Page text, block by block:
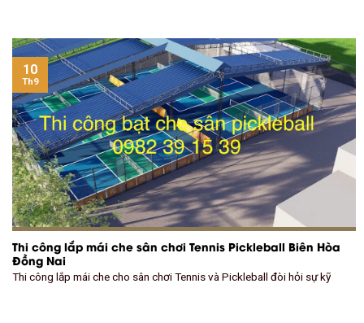
Thi công lắp mái che sân chơi Tennis Pickleball Biên Hòa
Đồng Nai
Thi công lắp mái che cho sân chơi Tennis và Pickleball đòi hỏi sự kỹ
10
Th9